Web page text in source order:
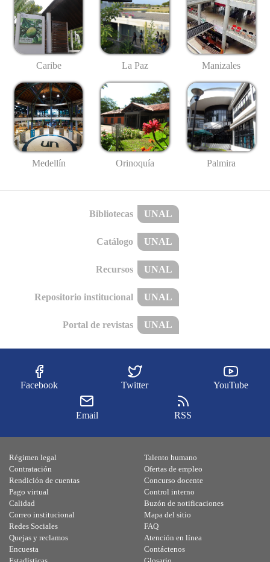
Caribe La Paz Manizales
Medellín Orinoquía Palmira
Bibliotecas UNAL
Catálogo UNAL
Recursos UNAL
Repositorio institucional UNAL
Portal de revistas UNAL
Facebook Twitter YouTube
Email RSS
Régimen legal
Contratación
Rendición de cuentas
Pago virtual
Calidad
Talento humano
Ofertas de empleo
Concurso docente
Control interno
Buzón de notificaciones
Correo institucional
Redes Sociales
Quejas y reclamos
Encuesta
Mapa del sitio
FAQ
Atención en línea
Contáctenos